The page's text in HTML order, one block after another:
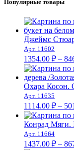
Популярные товары
Джеймс
Арт. 11602
1354.00 ₽ –
Охара Косон.
Арт. 11635
1114.00 ₽ –
Конрад Мяги.
Арт. 11664
1437.00 ₽ –